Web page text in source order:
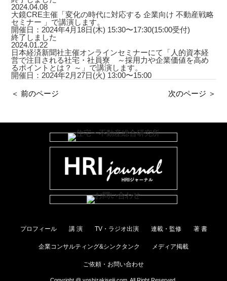
2024.04.08
大鏡CRE主催「変化の時代に対応する 企業向け 不動産戦略
セミナー 」で講演します。
開催日：2024年4月18日(木) 15:30〜17:30(15:00受付)
終了しました
2024.01.22
日本経済新聞社主催オンラインセミナーにて「人的資本経
営で注目される社宅・社員寮 ～採用力や企業価値を高め
るポイントとは？ ～」で講演します。
開催日：2024年2月27日(火) 13:00〜15:00
＜ 前のページ 次のページ ＞
プロフィール 講 演 TV・ラジオ出演 連載・監修 著 書
企業コンサルティング&シンクタンク メディア掲載
ご依頼・お問い合わせ